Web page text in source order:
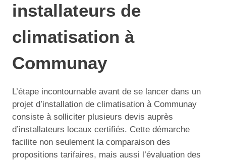
installateurs de
climatisation à
Communay
L’étape incontournable avant de se lancer dans un
projet d’installation de climatisation à Communay
consiste à solliciter plusieurs devis auprès
d’installateurs locaux certifiés. Cette démarche
facilite non seulement la comparaison des
propositions tarifaires, mais aussi l’évaluation des